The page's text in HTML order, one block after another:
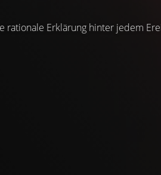
rationale Erklärung hinter jedem